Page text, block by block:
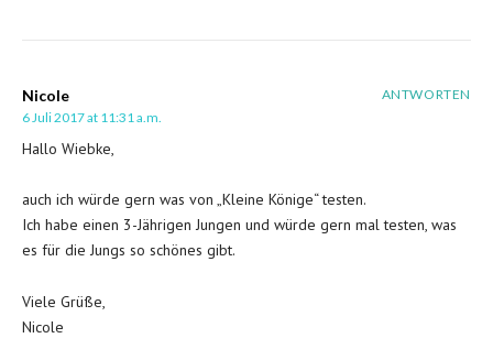
Nicole
ANTWORTEN
6 Juli 2017 at 11:31 a.m.
Hallo Wiebke,
auch ich würde gern was von „Kleine Könige“ testen.
Ich habe einen 3-Jährigen Jungen und würde gern mal testen, was
es für die Jungs so schönes gibt.
Viele Grüße,
Nicole